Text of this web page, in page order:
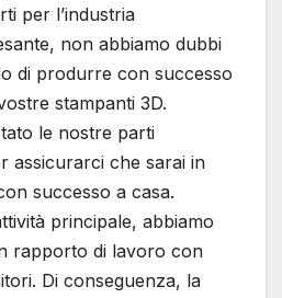
per l’industria
non abbiamo dubbi
di produrre con successo
stampanti 3D.
le nostre parti
assicurarci che sarai in
successo a casa.
principale, abbiamo
rapporto di lavoro con
Di conseguenza, la